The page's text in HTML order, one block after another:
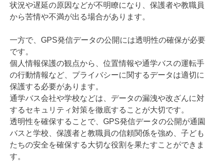
状況や遅延の原因などが不明瞭になり、保護者や教職員
から苦情や不満が出る場合があります。
一方で、GPS発信データの公開には透明性の確保が必要
です。
個人情報保護の観点から、位置情報や通学バスの運転手
の行動情報など、プライバシーに関するデータは適切に
保護する必要があります。
通学バス会社や学校などは、データの漏洩や改ざんに対
するセキュリティ対策を徹底することが大切です。
透明性を確保することで、GPS発信データの公開が通園
バスと学校、保護者と教職員の信頼関係を強め、子ども
たちの安全を確保する大切な役割を果たすことができま
す。